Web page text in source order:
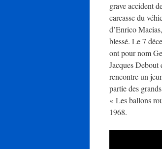
grave accident
carcasse du
d’Enrico
blessé. Le 7
ont pour nom
Jacques
rencontre un
partie des
« Les ballons
1968.